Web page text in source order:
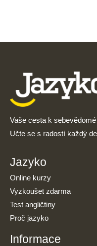
Vaše cesta k
Učte se s radostí každý
Jazyko
Online kurzy
Vyzkoušet zdarma
Test angličtiny
Proč jazyko
Informace